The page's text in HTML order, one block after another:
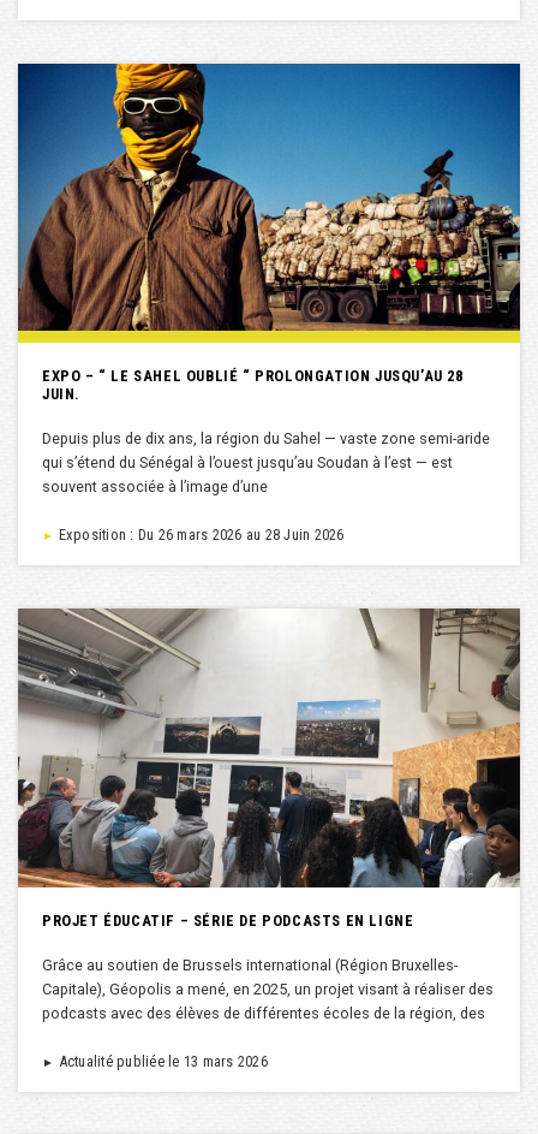
EXPO – “ LE SAHEL OUBLIÉ “ PROLONGATION JUSQU’AU 28
JUIN.
Depuis plus de dix ans, la région du Sahel — vaste zone semi-aride
qui s’étend du Sénégal à l’ouest jusqu’au Soudan à l’est — est
souvent associée à l’image d’une
► Exposition : Du 26 mars 2026 au 28 Juin 2026
PROJET ÉDUCATIF – SÉRIE DE PODCASTS EN LIGNE
Grâce au soutien de Brussels international (Région Bruxelles-
Capitale), Géopolis a mené, en 2025, un projet visant à réaliser des
podcasts avec des élèves de différentes écoles de la région, des
► Actualité publiée le 13 mars 2026